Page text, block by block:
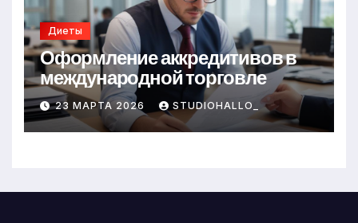
Диеты
Оформление аккредитивов в
международной торговле
23 МАРТА 2026 STUDIOHALLO_